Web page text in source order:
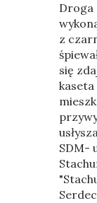
Droga
z
się
SDM-